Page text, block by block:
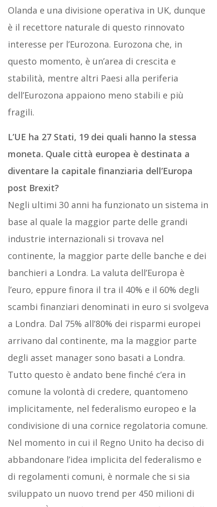
Olanda e una divisione operativa in UK, dunque
è il recettore naturale di questo rinnovato
interesse per l’Eurozona. Eurozona che, in
questo momento, è un’area di crescita e
stabilità, mentre altri Paesi alla periferia
dell’Eurozona appaiono meno stabili e più
fragili.
L’UE ha 27 Stati, 19 dei quali hanno la stessa
moneta. Quale città europea è destinata a
diventare la capitale finanziaria dell’Europa
post Brexit?
Negli ultimi 30 anni ha funzionato un sistema in
base al quale la maggior parte delle grandi
industrie internazionali si trovava nel
continente, la maggior parte delle banche e dei
banchieri a Londra. La valuta dell’Europa è
l’euro, eppure finora il tra il 40% e il 60% degli
scambi finanziari denominati in euro si svolgeva
a Londra. Dal 75% all’80% dei risparmi europei
arrivano dal continente, ma la maggior parte
degli asset manager sono basati a Londra.
Tutto questo è andato bene finché c’era in
comune la volontà di credere, quantomeno
implicitamente, nel federalismo europeo e la
condivisione di una cornice regolatoria comune.
Nel momento in cui il Regno Unito ha deciso di
abbandonare l’idea implicita del federalismo e
di regolamenti comuni, è normale che si sia
sviluppato un nuovo trend per 450 milioni di